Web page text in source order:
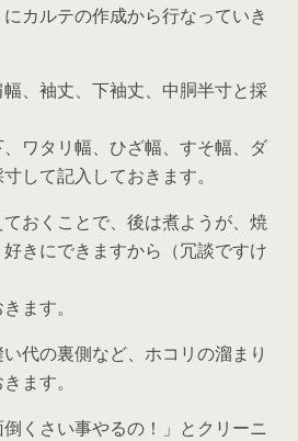
カルテの作成から行なっていき
、袖丈、下袖丈、中胴半寸と採
ワタリ幅、ひざ幅、すそ幅、ダ
して記入しておきます。
おくことで、後は煮ようが、焼
きにできますから（冗談ですけ
ます。
代の裏側など、ホコリの溜まり
ます。
倒くさい事やるの！」とクリーニ